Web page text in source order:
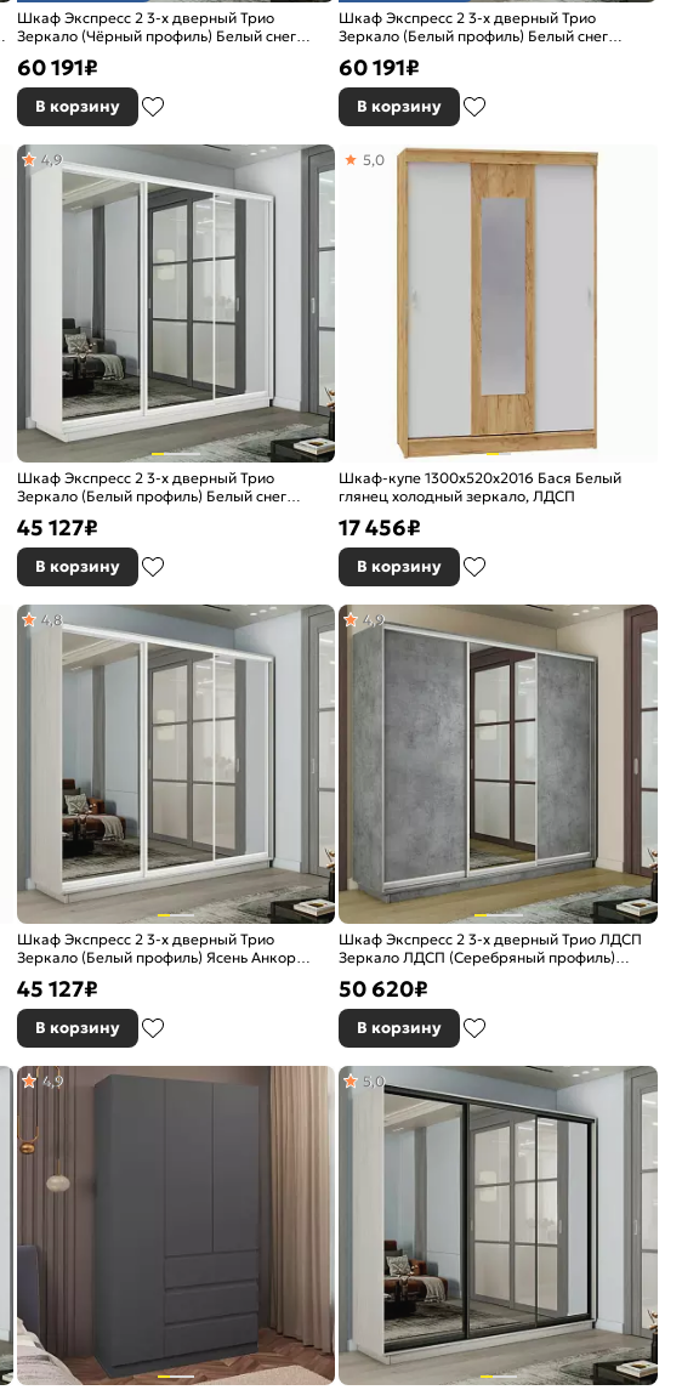
Шкаф Экспресс 2 3-х дверный Трио
Зеркало (Чёрный профиль) Белый снег
60 191₽
В корзину
Шкаф Экспресс 2 3-х дверный Трио
Зеркало (Белый профиль) Белый снег
60 191₽
В корзину
Шкаф Экспресс 2 3-х дверный Трио
Зеркало (Белый профиль) Белый снег
4,9
45 127₽
В корзину
Шкаф-купе 1300x520x2016 Бася Белый
глянец холодный зеркало, ЛДСП
5,0
17 456₽
В корзину
Шкаф Экспресс 2 3-х дверный Трио
Зеркало (Белый профиль) Ясень Анкор
4,8
45 127₽
В корзину
Шкаф Экспресс 2 3-х дверный Трио ЛДСП
Зеркало ЛДСП (Серебряный профиль)
4,9
50 620₽
В корзину
4,9 5,0